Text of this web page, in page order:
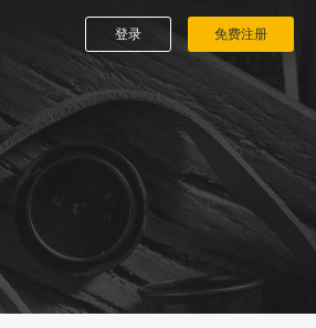
登录 免费注册